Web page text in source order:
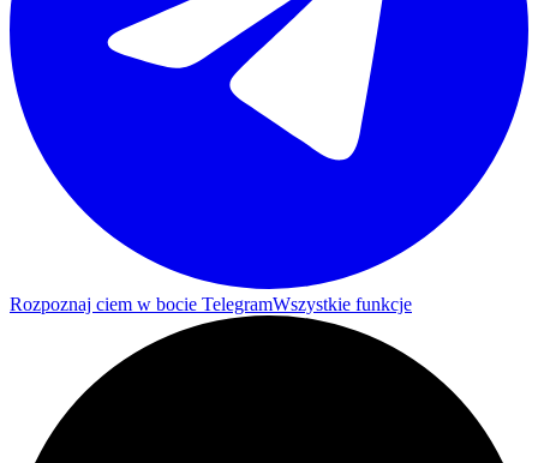
Rozpoznaj ciem w bocie TelegramWszystkie funkcje